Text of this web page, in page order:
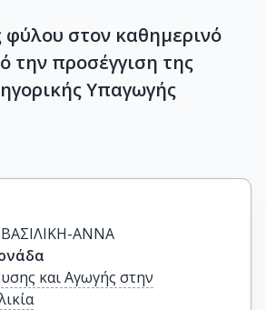
φύλου στον καθημερινό
την προσέγγιση της
Υπαγωγής
ΑΝΝΑ
και Αγωγής στην